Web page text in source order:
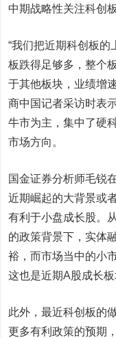
中期战略性关注科创板
“我们把近期科创板的
板跌得足够多，整个
于其他板块，业绩增
商中国记者采访时表
牛市为主，集中了硬
市场方向。
国金证券分析师毛锐
近期崛起的大背景或
有利于小盘成长股。
的政策背景下，实体
裕，而市场当中的小
这也是近期A股成长
此外，最近科创板的
更多有利政策的预期